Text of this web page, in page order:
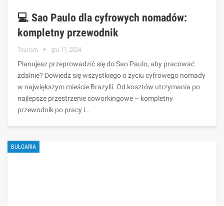
💻 Sao Paulo dla cyfrowych nomadów:
kompletny przewodnik
Tourism gru 11, 2024
Planujesz przeprowadzić się do Sao Paulo, aby pracować
zdalnie? Dowiedz się wszystkiego o życiu cyfrowego nomady
w największym mieście Brazylii. Od kosztów utrzymania po
najlepsze przestrzenie coworkingowe – kompletny
przewodnik po pracy i…
BUŁGARIA